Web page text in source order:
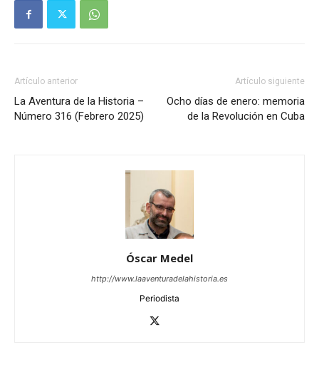
Artículo anterior
La Aventura de la Historia –
Número 316 (Febrero 2025)
Artículo siguiente
Ocho días de enero: memoria
de la Revolución en Cuba
Óscar Medel
http://www.laaventuradelahistoria.es
Periodista